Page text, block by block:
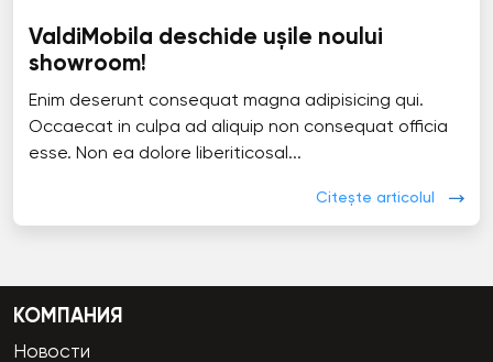
ValdiMobila deschide ușile noului
showroom!
Enim deserunt consequat magna adipisicing qui.
Occaecat in culpa ad aliquip non consequat officia
esse. Non ea dolore liberiticosal...
Citește articolul
КОМПАНИЯ
Новости